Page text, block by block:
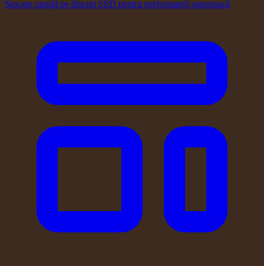
Stocare rapidă pe discuri SSD pentru performanță superioară